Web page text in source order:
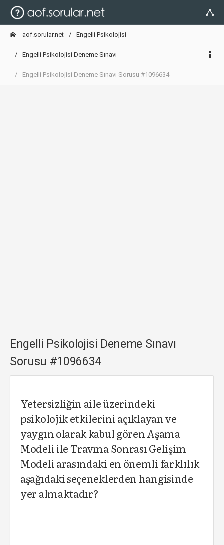
aof.sorular.net Engelli Psikolojisi
Engelli Psikolojisi Deneme Sınavı
Engelli Psikolojisi Deneme Sınavı Sorusu #1096634
Engelli Psikolojisi Deneme Sınavı
Sorusu #1096634
Yetersizliğin aile üzerindeki
psikolojik etkilerini açıklayan ve
yaygın olarak kabul gören Aşama
Modeli ile Travma Sonrası Gelişim
Modeli arasındaki en önemli farklılık
aşağıdaki seçeneklerden hangisinde
yer almaktadır?